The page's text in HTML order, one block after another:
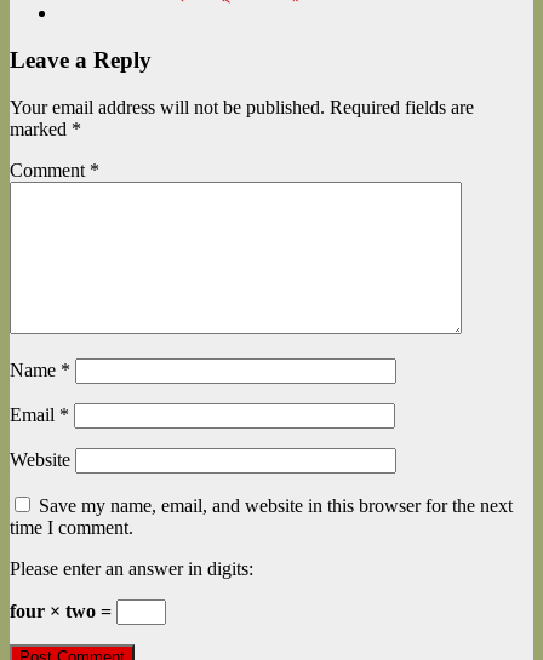
Leave a Reply
Your email address will not be published. Required fields are
marked *
Comment *
Name *
Email *
Website
Save my name, email, and website in this browser for the next
time I comment.
Please enter an answer in digits:
four × two =